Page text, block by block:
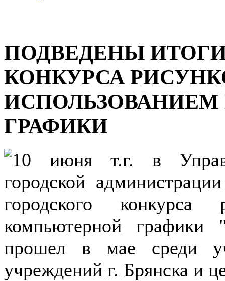
ПОДВЕДЕНЫ
КОНКУРСА
ГРАФИКИ
10 июня т.г. в
городской
городского конкурса
компьютерной графики
прошел в мае среди
учреждений г. Брянска и